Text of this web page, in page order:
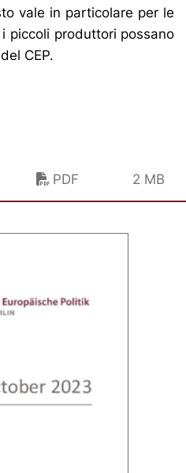
vale in particolare per le
piccoli produttori possano
CEP.
PDF 2 MB